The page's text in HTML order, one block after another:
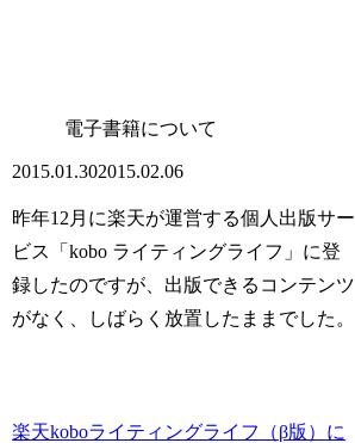
電子書籍について
2015.01.302015.02.06
昨年12月に楽天が運営する個人出版サー
ビス「kobo ライティングライフ」に登
録したのですが、出版できるコンテンツ
がなく、しばらく放置したままでした。
楽天koboライティングライフ（β版）に